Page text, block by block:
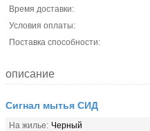
Время доставки:
Условия оплаты:
Поставка способности:
описание
Сигнал мытья СИД
На жилье: Черный